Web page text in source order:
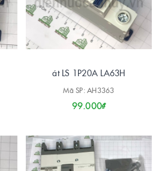
át LS 1P20A LA63H
Mã SP: AH3363
99.000₫